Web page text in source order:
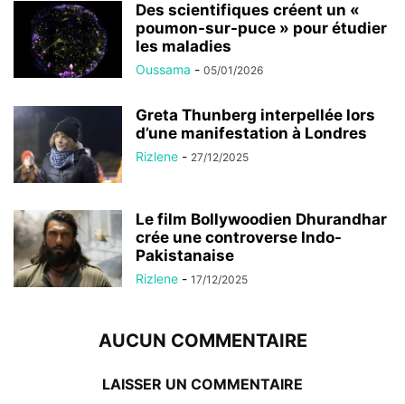
Des scientifiques créent un «
poumon-sur-puce » pour étudier
les maladies
Oussama - 05/01/2026
Greta Thunberg interpellée lors
d’une manifestation à Londres
Rizlene - 27/12/2025
Le film Bollywoodien Dhurandhar
crée une controverse Indo-
Pakistanaise
Rizlene - 17/12/2025
AUCUN COMMENTAIRE
LAISSER UN COMMENTAIRE